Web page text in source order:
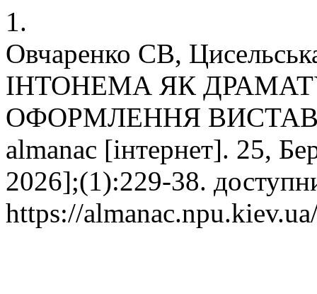
1.
Овчаренко СВ,
ІНТОНЕМА ЯК
ОФОРМЛЕННЯ
almanac [інтернет]. 25,
2026];(1):229-38.
https://